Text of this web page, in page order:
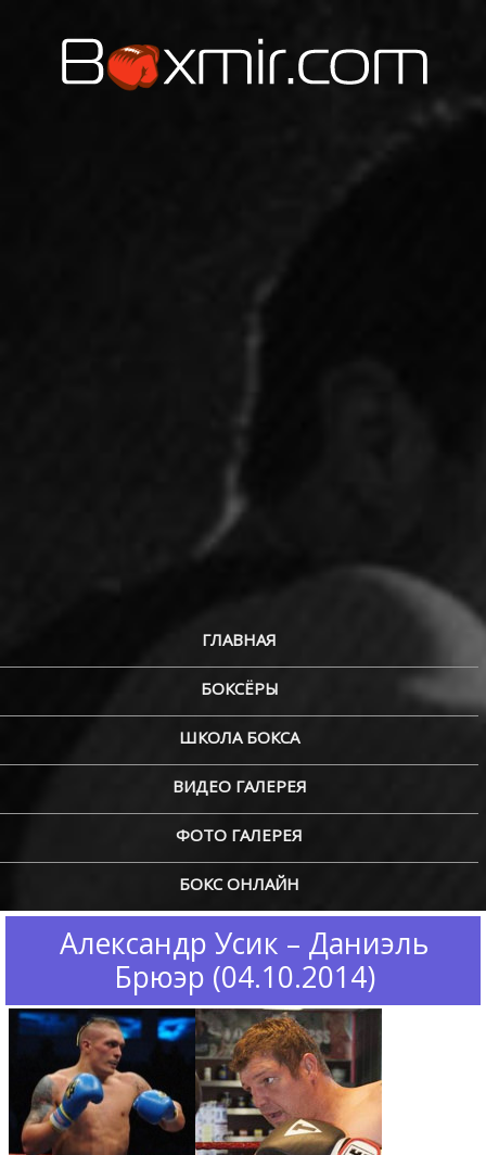
ГЛАВНАЯ
БОКСЁРЫ
ШКОЛА БОКСА
ВИДЕО ГАЛЕРЕЯ
ФОТО ГАЛЕРЕЯ
БОКС ОНЛАЙН
Александр Усик – Даниэль
Брюэр (04.10.2014)